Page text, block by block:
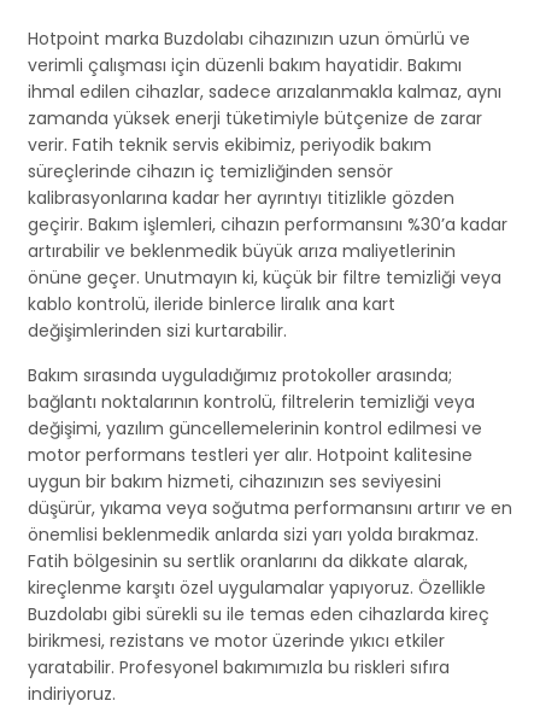
Hotpoint marka Buzdolabı cihazınızın uzun ömürlü ve
verimli çalışması için düzenli bakım hayatidir. Bakımı
ihmal edilen cihazlar, sadece arızalanmakla kalmaz, aynı
zamanda yüksek enerji tüketimiyle bütçenize de zarar
verir. Fatih teknik servis ekibimiz, periyodik bakım
süreçlerinde cihazın iç temizliğinden sensör
kalibrasyonlarına kadar her ayrıntıyı titizlikle gözden
geçirir. Bakım işlemleri, cihazın performansını %30’a kadar
artırabilir ve beklenmedik büyük arıza maliyetlerinin
önüne geçer. Unutmayın ki, küçük bir filtre temizliği veya
kablo kontrolü, ileride binlerce liralık ana kart
değişimlerinden sizi kurtarabilir.
Bakım sırasında uyguladığımız protokoller arasında;
bağlantı noktalarının kontrolü, filtrelerin temizliği veya
değişimi, yazılım güncellemelerinin kontrol edilmesi ve
motor performans testleri yer alır. Hotpoint kalitesine
uygun bir bakım hizmeti, cihazınızın ses seviyesini
düşürür, yıkama veya soğutma performansını artırır ve en
önemlisi beklenmedik anlarda sizi yarı yolda bırakmaz.
Fatih bölgesinin su sertlik oranlarını da dikkate alarak,
kireçlenme karşıtı özel uygulamalar yapıyoruz. Özellikle
Buzdolabı gibi sürekli su ile temas eden cihazlarda kireç
birikmesi, rezistans ve motor üzerinde yıkıcı etkiler
yaratabilir. Profesyonel bakımımızla bu riskleri sıfıra
indiriyoruz.